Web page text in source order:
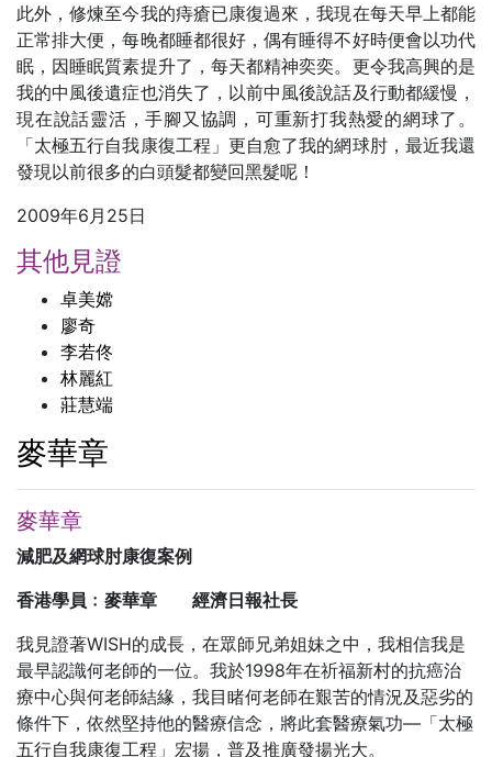
此外，修煉至今我的痔瘡已康復過來，我現在每天早上都能
正常排大便，每晚都睡都很好，偶有睡得不好時便會以功代
眠，因睡眠質素提升了，每天都精神奕奕。更令我高興的是
我的中風後遺症也消失了，以前中風後說話及行動都緩慢，
現在說話靈活，手腳又協調，可重新打我熱愛的網球了。
「太極五行自我康復工程」更自愈了我的網球肘，最近我還
發現以前很多的白頭髮都變回黑髮呢！
2009年6月25日
其他見證
卓美嫦
廖奇
李若佟
林麗紅
莊慧端
麥華章
麥華章
減肥及網球肘康復案例
香港學員﹕麥華章 經濟日報社長
我見證著WISH的成長，在眾師兄弟姐妹之中，我相信我是
最早認識何老師的一位。我於1998年在祈福新村的抗癌治
療中心與何老師結緣，我目睹何老師在艱苦的情況及惡劣的
條件下，依然堅持他的醫療信念，將此套醫療氣功—「太極
五行自我康復工程」宏揚，普及推廣發揚光大。